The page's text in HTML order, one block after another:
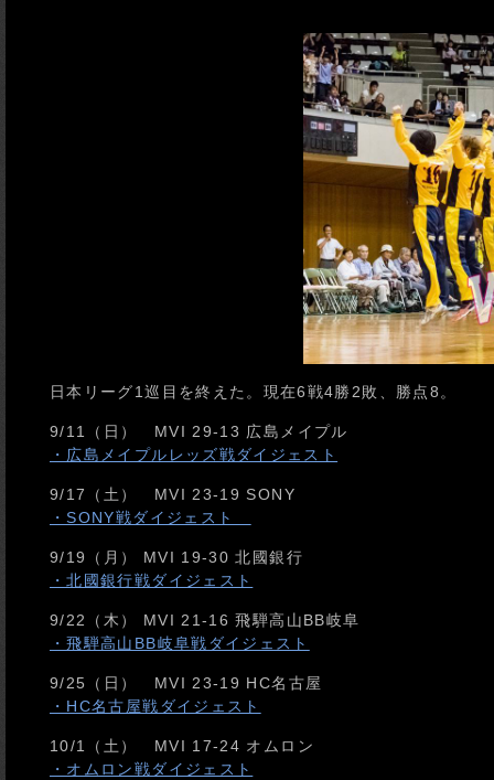
日本リーグ1巡目を終えた。現在6戦4勝2敗、勝点8。
9/11（日） MVI 29-13 広島メイプル
・広島メイプルレッズ戦ダイジェスト
9/17（土） MVI 23-19 SONY
・SONY戦ダイジェスト
9/19（月） MVI 19-30 北國銀行
・北國銀行戦ダイジェスト
9/22（木） MVI 21-16 飛騨高山BB岐阜
・飛騨高山BB岐阜戦ダイジェスト
9/25（日） MVI 23-19 HC名古屋
・HC名古屋戦ダイジェスト
10/1（土） MVI 17-24 オムロン
・オムロン戦ダイジェスト